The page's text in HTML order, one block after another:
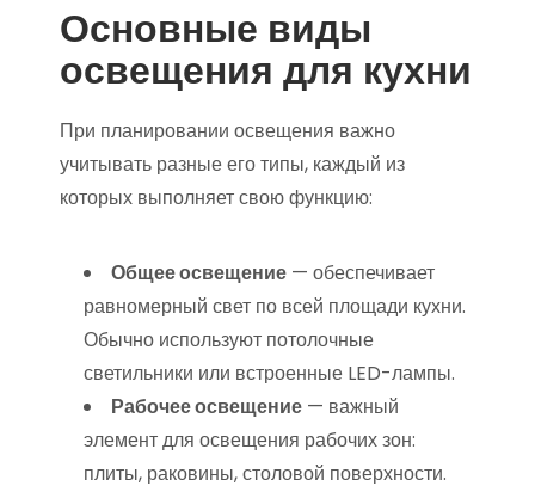
Основные виды
освещения для кухни
При планировании освещения важно
учитывать разные его типы, каждый из
которых выполняет свою функцию:
Общее освещение — обеспечивает
равномерный свет по всей площади кухни.
Обычно используют потолочные
светильники или встроенные LED-лампы.
Рабочее освещение — важный
элемент для освещения рабочих зон:
плиты, раковины, столовой поверхности.